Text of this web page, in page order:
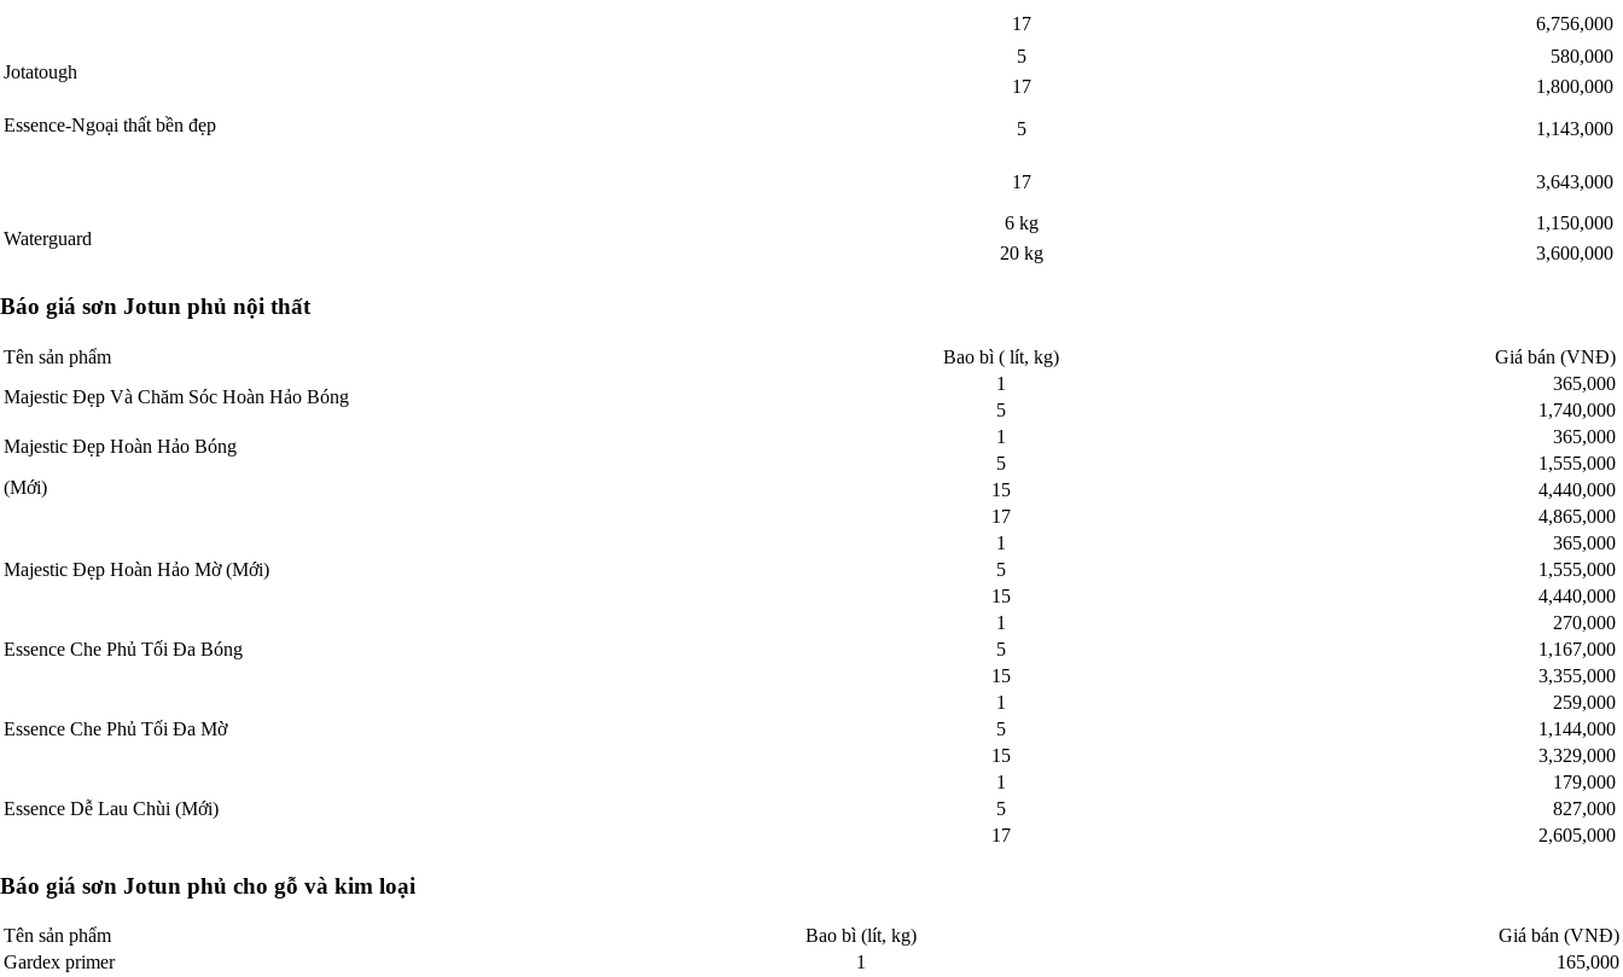
17
6,756,000
Jotatough
5
580,000
17
1,800,000
Essence-Ngoại thất bền đẹp
5 1,143,000
17 3,643,000
Waterguard
6 kg
1,150,000
20 kg
3,600,000
Báo giá sơn Jotun phủ nội thất
Tên sản phẩm Bao bì ( lít, kg)
Giá bán (VNĐ)
Majestic Đẹp Và Chăm Sóc Hoàn Hảo Bóng
1
365,000
5
1,740,000
Majestic Đẹp Hoàn Hảo Bóng
(Mới)
1
365,000
5
1,555,000
15
4,440,000
17
4,865,000
Majestic Đẹp Hoàn Hảo Mờ (Mới)
1
365,000
5
1,555,000
15
4,440,000
Essence Che Phủ Tối Đa Bóng
1
270,000
5
1,167,000
15
3,355,000
Essence Che Phủ Tối Đa Mờ
1
259,000
5
1,144,000
15
3,329,000
Essence Dễ Lau Chùi (Mới)
1
179,000
5
827,000
17
2,605,000
Báo giá sơn Jotun phủ cho gỗ và kim loại
Tên sản phẩm Bao bì (lít, kg)
Giá bán (VNĐ)
Gardex primer
1
165,000